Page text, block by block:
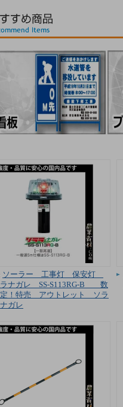
ソーラー 工事灯 保安灯
ラナガレ SS-S113RG-B 数
！特売 アウトレット ソラ
ガレ